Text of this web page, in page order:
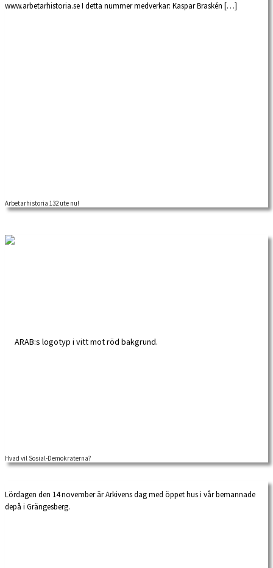
www.arbetarhistoria.se I detta nummer medverkar: Kaspar Braskén […]
Arbetarhistoria 132 ute nu!
Manuskriptet till August Palms föredrag på Hotell Stockholm i Malmö den 6
Hvad vil Sosial-Demokraterna?
Lördagen den 14 november är Arkivens dag med öppet hus i vår bemannade
depå i Grängesberg.